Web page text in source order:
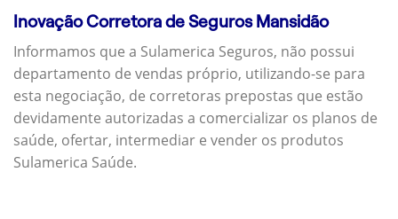
Inovação Corretora de Seguros Mansidão
Informamos que a Sulamerica Seguros, não possui
departamento de vendas próprio, utilizando-se para
esta negociação, de corretoras prepostas que estão
devidamente autorizadas a comercializar os planos de
saúde, ofertar, intermediar e vender os produtos
Sulamerica Saúde.